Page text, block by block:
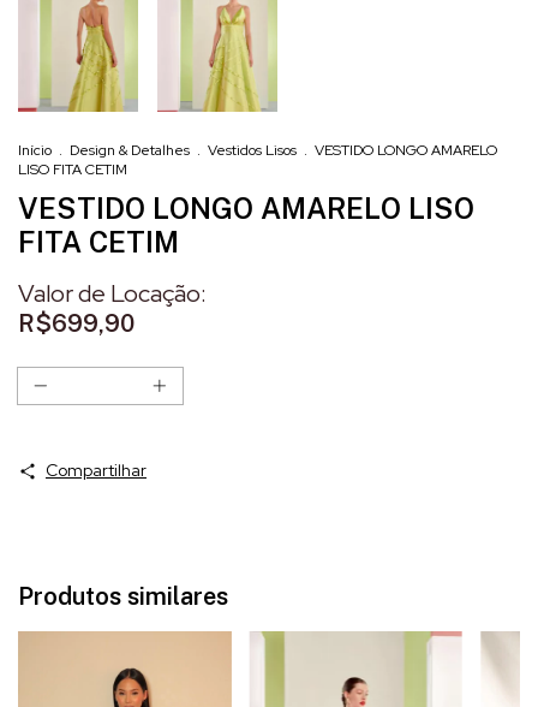
Início . Design & Detalhes . Vestidos Lisos . VESTIDO LONGO AMARELO
LISO FITA CETIM
VESTIDO LONGO AMARELO LISO
FITA CETIM
R$699,90
Compartilhar
Produtos similares